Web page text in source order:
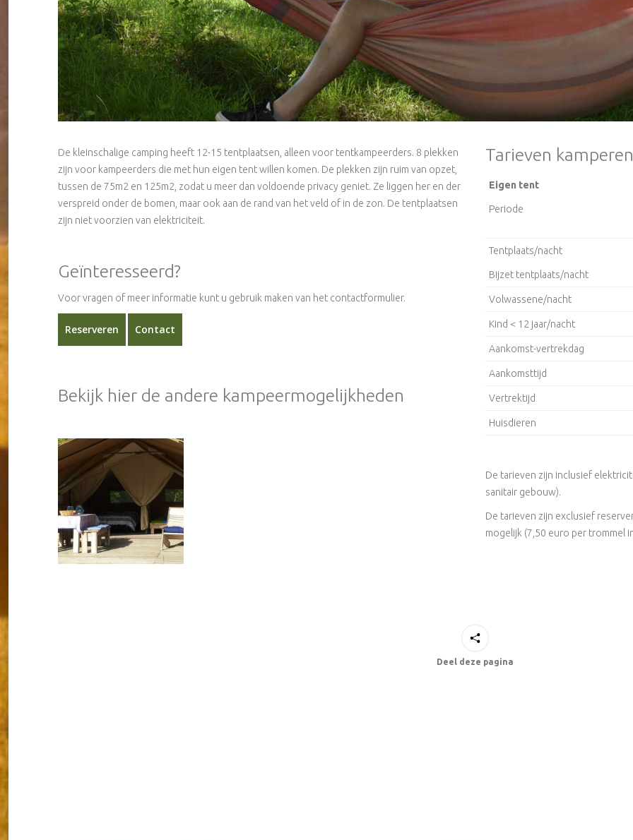
De kleinschalige camping heeft 12-15 tentplaatsen, alleen voor tentkampeerders. 8 plekken
zijn voor kampeerders die met hun eigen tent willen komen. De plekken zijn ruim van opzet,
tussen de 75m2 en 125m2, zodat u meer dan voldoende privacy geniet. Ze liggen her en der
verspreid onder de bomen, maar ook aan de rand van het veld of in de zon. De tentplaatsen
zijn niet voorzien van elektriciteit.
Geïnteresseerd?
Voor vragen of meer informatie kunt u gebruik maken van het contactformulier.
Reserveren Contact
Bekijk hier de andere kampeermogelijkheden
Glamping
Safaritent
Tarieven kamperen
Eigen tent
Periode
Tentplaats/nacht
Bijzet tentplaats/nacht
Volwassene/nacht
Kind < 12 jaar/nacht
Aankomst-vertrekdag
Aankomsttijd
Vertrektijd
Huisdieren
De tarieven zijn inclusief
sanitair gebouw).
De tarieven zijn exclusief
mogelijk (7,50 euro per trommel
Deel deze pagina